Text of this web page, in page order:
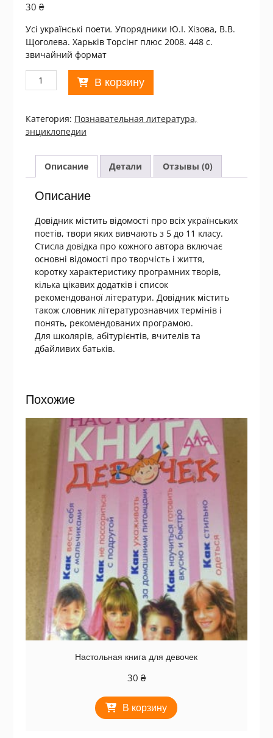
30 ₴
Усі українські поети. Упорядники Ю.І. Хізова, В.В.
Щоголева. Харьків Торсінг плюс 2008. 448 с.
звичайний формат
Количество
товара
українські
поети
В корзину
Категория: Познавательная литература,
энциклопедии
Описание Детали Отзывы (0)
Описание
Довідник містить відомості про всіх українських
поетів, твори яких вивчають з 5 до 11 класу.
Стисла довідка про кожного автора включає
основні відомості про творчість і життя,
коротку характеристику програмних творів,
кілька цікавих додатків і список
рекомендованої літератури. Довідник містить
також словник літературознавчих термінів і
понять, рекомендованих програмою.
Для школярів, абітурієнтів, вчителів та
дбайливих батьків.
Похожие
Настольная книга для девочек
30 ₴
В корзину